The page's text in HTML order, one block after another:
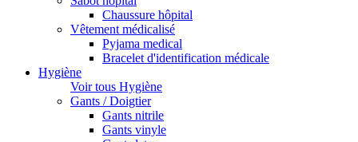
Chaussure hôpital
Vêtement médicalisé
Pyjama medical
Bracelet d'identification médicale
Hygiène
Voir tous Hygiène
Gants / Doigtier
Gants nitrile
Gants vinyle